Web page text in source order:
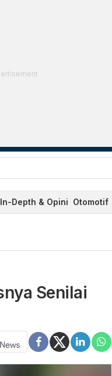
In-Depth & Opini Otomotif
Senilai